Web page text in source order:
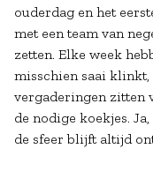
ouderdag en het
met een team van
zetten. Elke week
misschien saai klinkt,
vergaderingen zitten
de nodige koekjes.
de sfeer blijft altijd